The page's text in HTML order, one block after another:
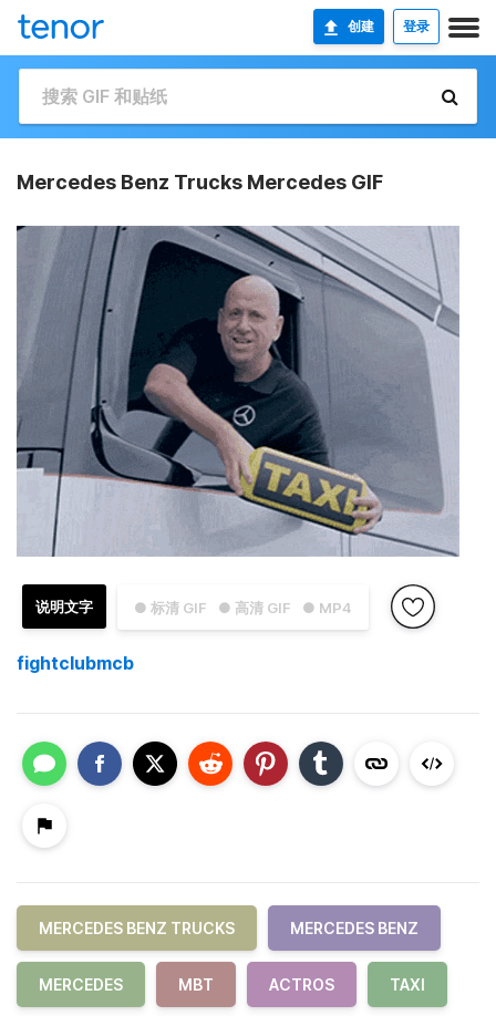
创建 登录
Mercedes Benz Trucks Mercedes GIF
● 标清 GIF ● 高清 GIF ● MP4
说明文字
fightclubmcb
MERCEDES BENZ TRUCKS MERCEDES BENZ
MERCEDES MBT ACTROS TAXI